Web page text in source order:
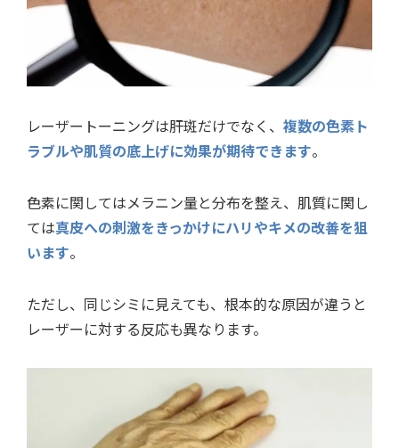
レーザートーニングは肝斑だけでなく、 複数の色素ト
ラブルや肌質の底上げに効果が期待できます。
色素に関してはメラニン量と分布を整え、肌質に関し
ては真皮への刺激をきっかけにハリやキメの改善を狙
います。
ただし、同じシミに見えても、根本的な原因が違うと
レーザーに対する反応も異なります。